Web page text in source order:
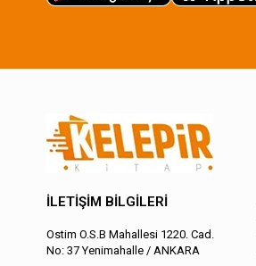
İLETİŞİM BİLGİLERİ
Ostim O.S.B Mahallesi 1220. Cad.
No: 37 Yenimahalle / ANKARA